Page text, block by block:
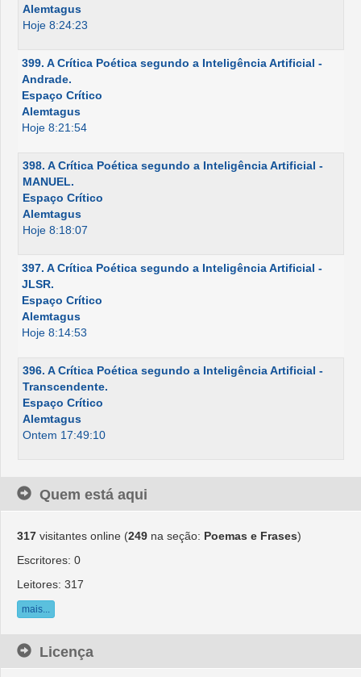
Alemtagus
Hoje 8:24:23
399. A Crítica Poética segundo a Inteligência Artificial -
Andrade.
Espaço Crítico
Alemtagus
Hoje 8:21:54
398. A Crítica Poética segundo a Inteligência Artificial -
MANUEL.
Espaço Crítico
Alemtagus
Hoje 8:18:07
397. A Crítica Poética segundo a Inteligência Artificial -
JLSR.
Espaço Crítico
Alemtagus
Hoje 8:14:53
396. A Crítica Poética segundo a Inteligência Artificial -
Transcendente.
Espaço Crítico
Alemtagus
Ontem 17:49:10
Quem está aqui
317 visitantes online (249 na seção: Poemas e Frases)
Escritores: 0
Leitores: 317
mais...
Licença